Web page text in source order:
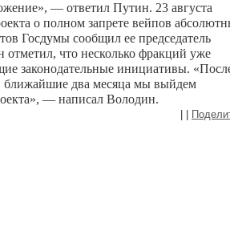
— ответил Путин. 23 августа
о полном запрете вейпов
Госдумы сообщил ее председатель
что несколько фракций уже
законодательные инициативы.
ближайшие два месяца мы выйдем
— написал Володин.